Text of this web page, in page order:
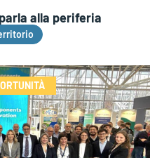
alla periferia